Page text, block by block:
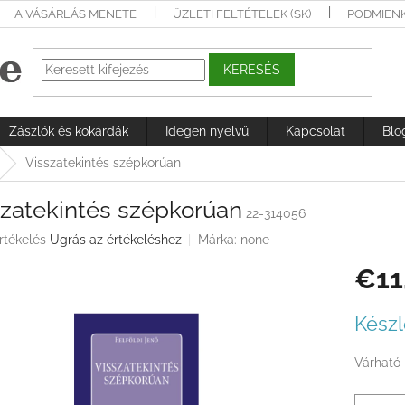
A VÁSÁRLÁS MENETE ÜZLETI FELTÉTELEK (SK)
KERESÉS
Zászlók és kokárdák Idegen nyelvű Kapcsolat
Visszatekintés szépkorúan
szépkorúan 22-314056
Ugrás az értékeléshez Márka: none
Várható